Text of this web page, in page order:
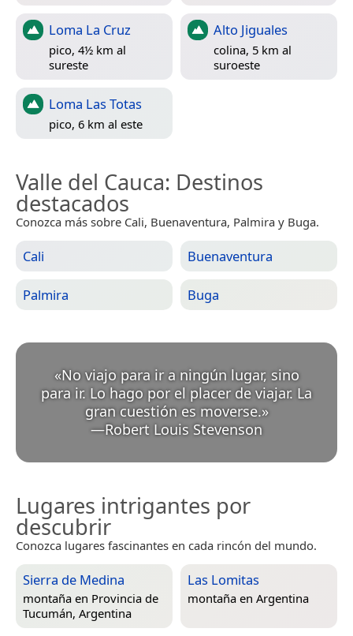
Loma La Cruz
pico, 4½ km al
sureste
Alto Jiguales
colina, 5 km al
suroeste
Loma Las Totas
pico, 6 km al este
Valle del Cauca: Destinos
destacados
Conozca más sobre Cali, Buenaventura, Palmira y Buga.
Cali Buenaventura
Palmira Buga
«No viajo para ir a ningún lugar, sino
para ir. Lo hago por el placer de viajar. La
gran cuestión es moverse. »
—Robert Louis Stevenson
Lugares intrigantes por
descubrir
Conozca lugares fascinantes en cada rincón del mundo.
Sierra de Medina
montaña en Provincia de
Tucumán, Argentina
Las Lomitas
montaña en Argentina